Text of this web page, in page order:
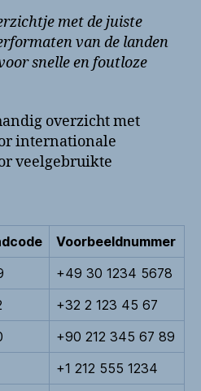
met de juiste
van de landen
snelle en foutloze
overzicht met
internationale
veelgebruikte
Voorbeeldnummer
+49 30 1234 5678
+32 2 123 45 67
+90 212 345 67 89
+1 212 555 1234